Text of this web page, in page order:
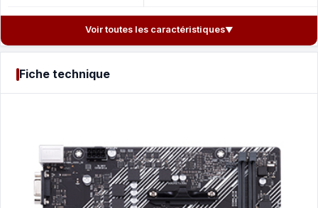
Voir toutes les caractéristiques▼
Fiche technique